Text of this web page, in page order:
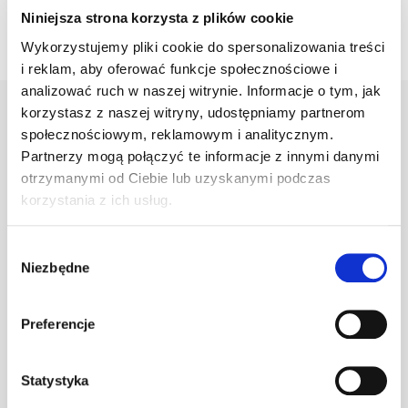
Niniejsza strona korzysta z plików cookie
Wykorzystujemy pliki cookie do spersonalizowania treści
i reklam, aby oferować funkcje społecznościowe i
analizować ruch w naszej witrynie. Informacje o tym, jak
korzystasz z naszej witryny, udostępniamy partnerom
społecznościowym, reklamowym i analitycznym.
Partnerzy mogą połączyć te informacje z innymi danymi
otrzymanymi od Ciebie lub uzyskanymi podczas
korzystania z ich usług.
zgody
Niezbędne
Preferencje
Statystyka
Warianty Opis Specyfikacja